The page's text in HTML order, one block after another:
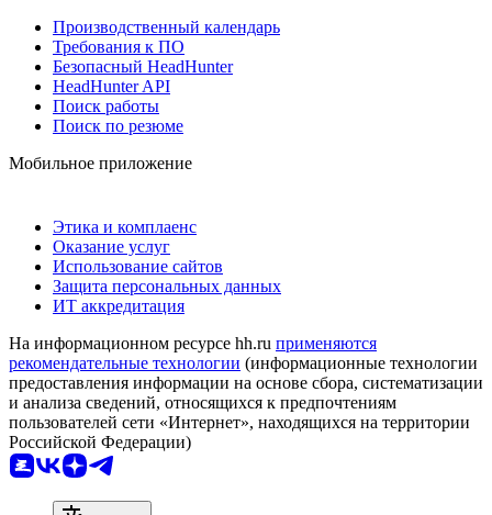
Производственный календарь
Требования к ПО
Безопасный HeadHunter
HeadHunter API
Поиск работы
Поиск по резюме
Мобильное приложение
Этика и комплаенс
Оказание услуг
Использование сайтов
Защита персональных данных
ИТ аккредитация
На информационном ресурсе hh.ru применяются
рекомендательные технологии (информационные технологии
предоставления информации на основе сбора, систематизации
и анализа сведений, относящихся к предпочтениям
пользователей сети «Интернет», находящихся на территории
Российской Федерации)